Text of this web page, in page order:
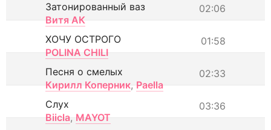
02:06
Затонированный ваз
Витя АК
01:58
ХОЧУ ОСТРОГО
POLINA CHILI
02:33
Песня о смелых
Кирилл Коперник, Paella
03:36
Слух
Biicla, MAYOT